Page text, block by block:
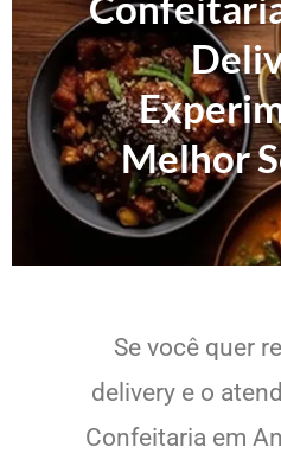
Melhor
Se você quer
delivery e o
Confeitaria em